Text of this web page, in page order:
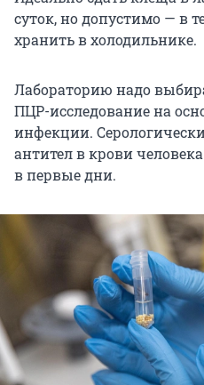
суток, но допустимо — в
хранить в холодильнике.
Лабораторию надо
ПЦР-исследование на
инфекции.
антител в крови
в первые дни.